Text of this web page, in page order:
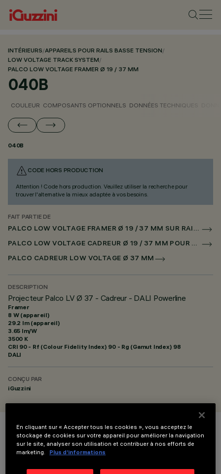
INTÉRIEURS/APPAREILS POUR RAILS BASSE TENSION/
LOW VOLTAGE TRACK SYSTEM/
PALCO LOW VOLTAGE FRAMER Ø 19 / 37 MM
040B
COULEUR COMPOSANTS OPTIONNELS DONNÉES TECHNIQUES
040B
CODE HORS PRODUCTION
Attention ! Code hors production. Veuillez utiliser la recherche pour
trouver l'alternative la mieux adaptée à vos besoins.
FAIT PARTIE DE
PALCO LOW VOLTAGE FRAMER Ø 19 / 37 MM SUR RAIL LOW VOLTAGE DALI POWERLINE
PALCO LOW VOLTAGE CADREUR Ø 19 / 37 MM POUR SUPERRAIL DALI POWERLINE
PALCO CADREUR LOW VOLTAGE Ø 37 MM
DESCRIPTION
Projecteur Palco LV Ø 37 - Cadreur - DALI Powerline
Framer
8 W (appareil)
29.2 lm (appareil)
3.65 lm/W
3500 K
CRI 90- Rf (Colour Fidelity Index) 90 - Rg (Gamut Index) 98
DALI
CONÇU PAR
iGuzzini
COULEUR
En cliquant sur « Accepter tous les cookies », vous acceptez le
stockage de cookies sur votre appareil pour améliorer la navigation
sur le site, analyser son utilisation et contribuer à nos efforts de
marketing.
Plus d’informations